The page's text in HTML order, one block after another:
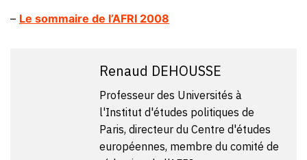
– Le sommaire de l’AFRI 2008
Renaud DEHOUSSE
Professeur des Universités à
l'Institut d'études politiques de
Paris, directeur du Centre d'études
européennes, membre du comité de